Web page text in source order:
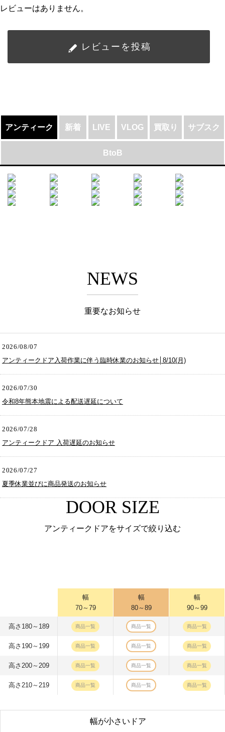
レビューはありません。
レビューを投稿
アンティーク 新着 LIVE VLOG 買取り サブスク
BtoB
NEWS
重要なお知らせ
2026/08/07
アンティークドア入荷作業に伴う臨時休業のお知らせ│8/10(月)
2026/07/30
令和8年熊本地震による配送遅延について
2026/07/28
アンティークドア 入荷遅延のお知らせ
2026/07/27
夏季休業並びに商品発送のお知らせ
DOOR SIZE
アンティークドアをサイズで絞り込む
幅
70～79
幅
80～89
幅
90～99
高さ180～189 商品一覧 商品一覧 商品一覧
高さ190～199 商品一覧 商品一覧 商品一覧
高さ200～209 商品一覧 商品一覧 商品一覧
高さ210～219 商品一覧 商品一覧 商品一覧
幅が小さいドア